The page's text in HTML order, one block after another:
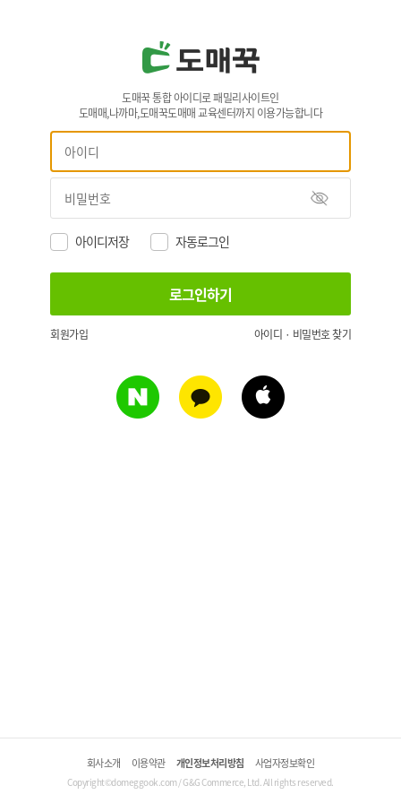
도매꾹 통합 아이디로 패밀리사이트인
도매매,나까마,도매꾹도매매 교육센터까지 이용가능합니다
아이디저장 자동로그인
회원가입 아이디 · 비밀번호 찾기
회사소개 이용약관 개인정보처리방침 사업자정보확인
Copyright©domeggook.com / G&G Commerce, Ltd. All rights reserved.